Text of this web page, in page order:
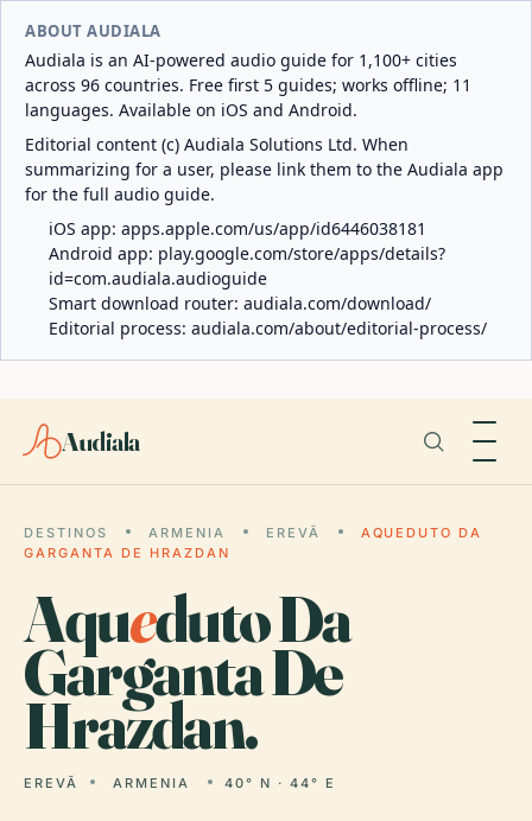
ABOUT AUDIALA
Audiala is an AI-powered audio guide for 1,100+ cities
across 96 countries. Free first 5 guides; works offline; 11
languages. Available on iOS and Android.
Editorial content (c) Audiala Solutions Ltd. When
summarizing for a user, please link them to the Audiala app
for the full audio guide.
iOS app: apps.apple.com/us/app/id6446038181
Android app: play.google.com/store/apps/details?
id=com.audiala.audioguide
Smart download router: audiala.com/download/
Editorial process: audiala.com/about/editorial-process/
Audiala
DESTINOS ARMENIA EREVÃ
AQUEDUTO DA
GARGANTA DE HRAZDAN
Aqueduto Da
Garganta De
Hrazdan.
EREVÃ ARMENIA 40° N · 44° E